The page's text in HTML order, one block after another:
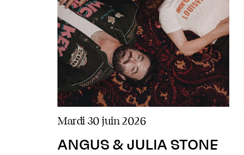
mardi 30 juin 2026
ANGUS & JULIA STONE